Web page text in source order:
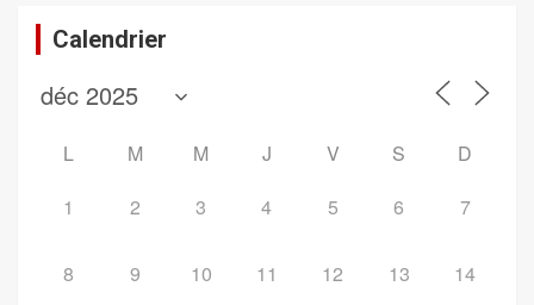
Calendrier
L M M J V S
D
1
2 3 4 5 6 7
8 9 10 11 12 13 14